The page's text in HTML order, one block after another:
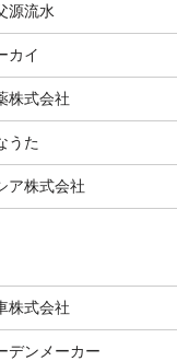
源流水
カイ
株式会社
うた
ア株式会社
株式会社
デンメーカー